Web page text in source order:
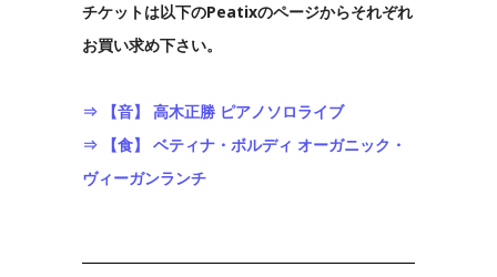
チケットは以下のPeatixのページからそれぞれ
お買い求め下さい。
⇒ 【音】 高木正勝 ピアノソロライブ
⇒ 【食】 ベティナ・ボルディ オーガニック・
ヴィーガンランチ